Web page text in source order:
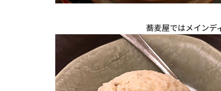
蕎麦屋ではメインデ